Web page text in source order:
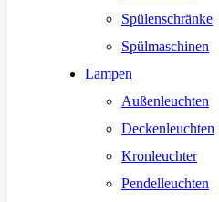
Spülenschränke
Spülmaschinen
Lampen
Außenleuchten
Deckenleuchten
Kronleuchter
Pendelleuchten